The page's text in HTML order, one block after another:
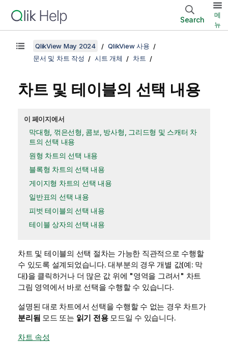
Search
메
뉴
QlikView May 2024
QlikView 사용
문서 및 차트 작성
시트 개체 차트
차트 및 테이블의 선택 내용
이 페이지에서
막대형, 꺾은선형, 콤보, 방사형, 그리드형 및 스캐터 차
트의 선택 내용
원형 차트의 선택 내용
블록형 차트의 선택 내용
게이지형 차트의 선택 내용
일반표의 선택 내용
피벗 테이블의 선택 내용
테이블 상자의 선택 내용
차트 및 테이블의 선택 절차는 가능한 직관적으로 수행할
수 있도록 설계되었습니다. 대부분의 경우 개별 값(예: 막
대)을 클릭하거나 더 많은 값 위에 "영역을 그려서" 차트
그림 영역에서 바로 선택을 수행할 수 있습니다.
설명된 대로 차트에서 선택을 수행할 수 없는 경우 차트가
분리됨 모드 또는 읽기 전용모드일 수 있습니다.
차트 속성